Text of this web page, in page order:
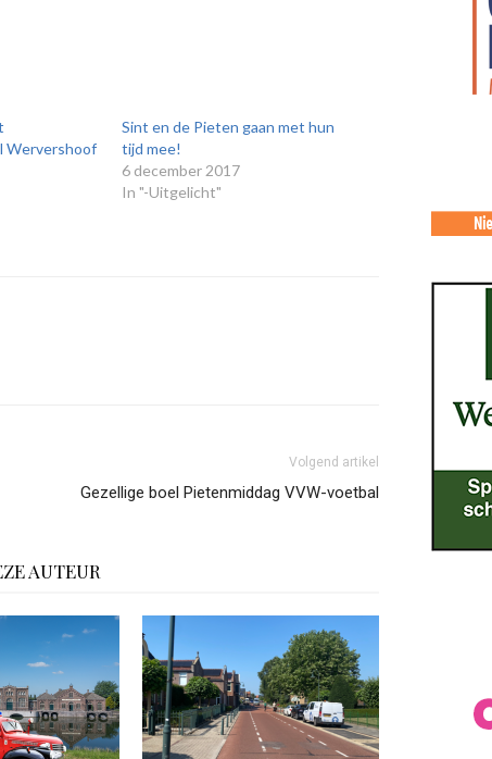
Wervershoof
Sint en de Pieten gaan met hun
tijd mee!
6 december 2017
In "-Uitgelicht"
Volgend artikel
Gezellige boel Pietenmiddag VVW-voetbal
AUTEUR